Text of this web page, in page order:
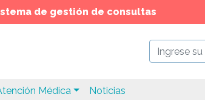
de gestión de consultas
Médica Noticias